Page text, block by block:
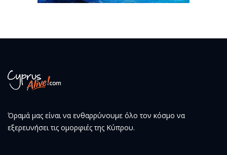
Όραμά μας είναι να ενθαρρύνουμε όλο τον κόσμο να
εξερευνήσει τις ομορφιές της Κύπρου.